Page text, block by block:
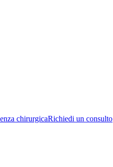
chirurgicaRichiedi un consulto